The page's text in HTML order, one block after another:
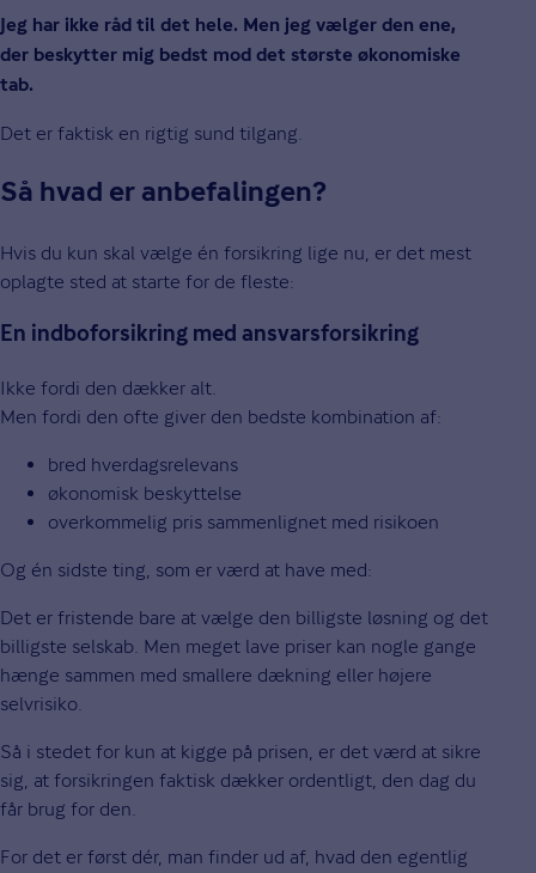
Jeg har ikke råd til det hele. Men jeg vælger den ene,
der beskytter mig bedst mod det største økonomiske
tab.
Det er faktisk en rigtig sund tilgang.
Så hvad er anbefalingen?
Hvis du kun skal vælge én forsikring lige nu, er det mest
oplagte sted at starte for de fleste:
En indboforsikring med ansvarsforsikring
Ikke fordi den dækker alt.
Men fordi den ofte giver den bedste kombination af:
bred hverdagsrelevans
økonomisk beskyttelse
overkommelig pris sammenlignet med risikoen
Og én sidste ting, som er værd at have med:
Det er fristende bare at vælge den billigste løsning og det
billigste selskab. Men meget lave priser kan nogle gange
hænge sammen med smallere dækning eller højere
selvrisiko.
Så i stedet for kun at kigge på prisen, er det værd at sikre
sig, at forsikringen faktisk dækker ordentligt, den dag du
får brug for den.
For det er først dér, man finder ud af, hvad den egentlig